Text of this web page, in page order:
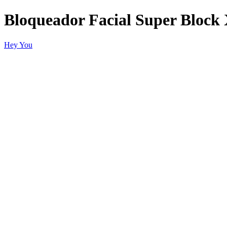
Bloqueador Facial Super Block
Hey You